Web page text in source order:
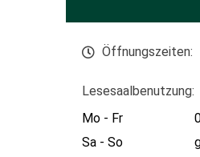
Öffnungszeiten:
Lesesaalbenutzung:
Mo - Fr
Sa - So